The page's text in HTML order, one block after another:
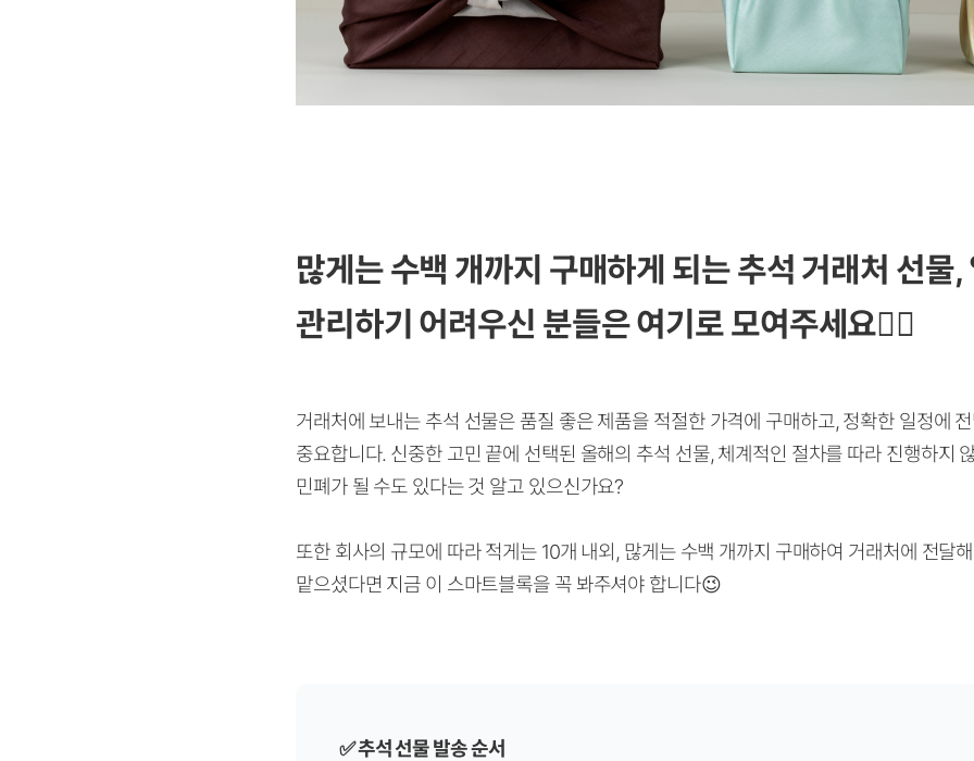
많게는 수백 개까지 구매하게 되는 추석 거래처 선물,
관리하기 어려우신 분들은 여기로 모여주세요🙋‍♀️
거래처에 보내는 추석 선물은 품질 좋은 제품을 적절한 가격에 구매하고, 정확한 일정에
중요합니다. 신중한 고민 끝에 선택된 올해의 추석 선물, 체계적인 절차를 따라 진행하지
민폐가 될 수도 있다는 것 알고 있으신가요?
또한 회사의 규모에 따라 적게는 10개 내외, 많게는 수백 개까지 구매하여 거래처에 전달
맡으셨다면 지금 이 스마트블록을 꼭 봐주셔야 합니다😉
✅ 추석 선물 발송 순서